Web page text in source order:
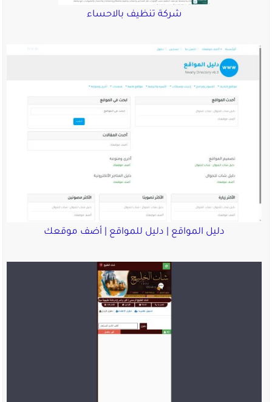
شركة تنظيف بالاحساء
دليل المواقع | دليل للمواقع | أضف موقعك